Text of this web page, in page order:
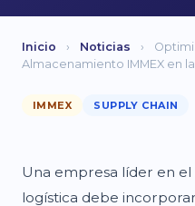
Inicio › Noticias ›
Almacenamiento IMMEX en
IMMEX SUPPLY CHAIN
Una empresa líder en
logística debe